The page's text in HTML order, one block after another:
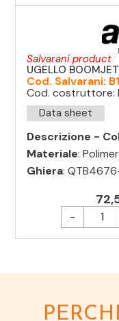
Salvarani product
UGELLO
Cod. Salvarani:
Cod. costruttore:
Data sheet
Descrizione -
Materiale:
Ghiera:
-